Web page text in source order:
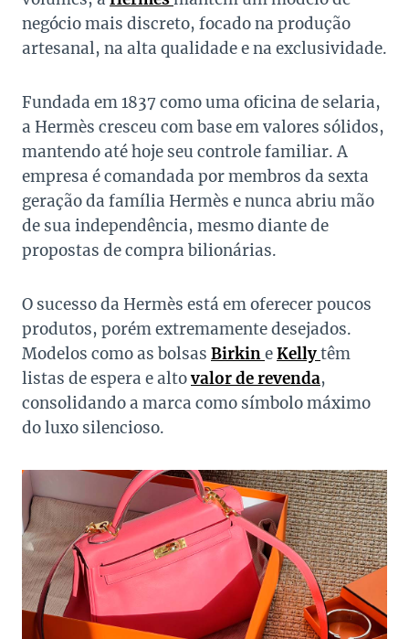
negócio mais discreto, focado na produção
artesanal, na alta qualidade e na exclusividade.
Fundada em 1837 como uma oficina de selaria,
a Hermès cresceu com base em valores sólidos,
mantendo até hoje seu controle familiar. A
empresa é comandada por membros da sexta
geração da família Hermès e nunca abriu mão
de sua independência, mesmo diante de
propostas de compra bilionárias.
O sucesso da Hermès está em oferecer poucos
produtos, porém extremamente desejados.
Modelos como as bolsas BirkineKellytêm
listas de espera e altovalor de revenda,
consolidando a marca como símbolo máximo
do luxo silencioso.